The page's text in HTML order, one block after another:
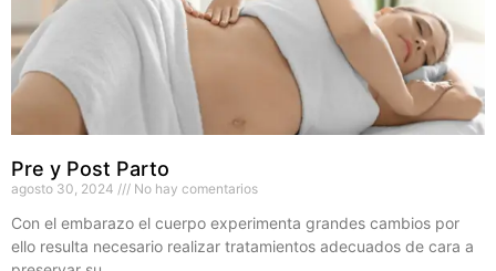
Pre y Post Parto
agosto 30, 2024 No hay comentarios
Con el embarazo el cuerpo experimenta grandes cambios por
ello resulta necesario realizar tratamientos adecuados de cara a